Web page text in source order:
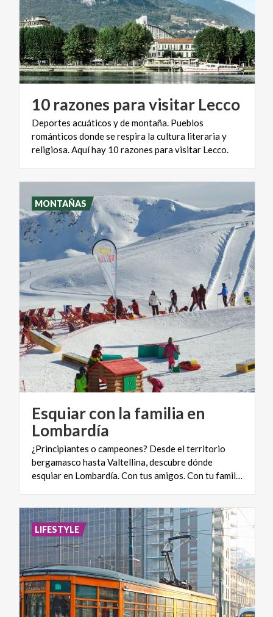
10 razones paravisitar Lecco
Deportes acuáticos y de montaña. Pueblos
románticos donde se respira la cultura literaria y
religiosa. Aquí hay 10 razones para visitar Lecco.
Esquiar con la familia en
Lombardía
¿Principiantes o campeones? Desde el territorio
bergamasco hasta Valtellina, descubre dónde
esquiar en Lombardía. Con tus amigos. Con tu familia.
MONTAÑAS
LIFESTYLE